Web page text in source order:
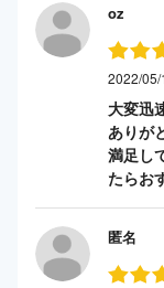
oz
2022/05/
大変迅
ありが
満足し
たらお
匿名